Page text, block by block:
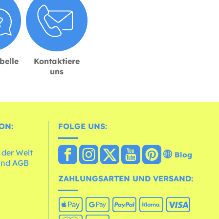
Kontaktiere
uns
Welt
AGB
FOLGE UNS:
Blog
ZAHLUNGSARTEN UND VERSAND: